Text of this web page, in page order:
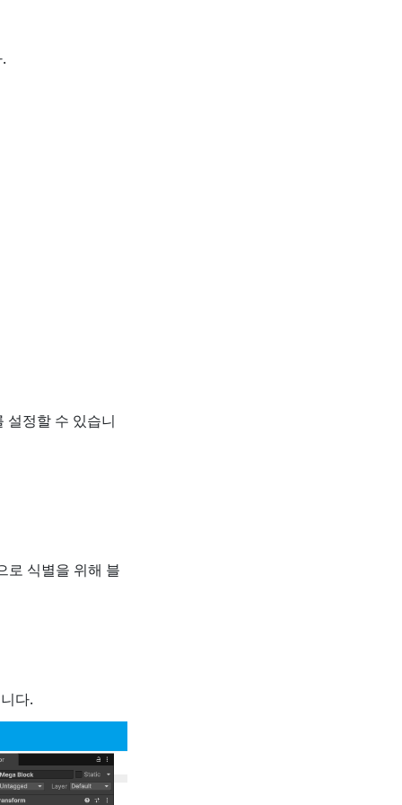
설정할 수 있습니
로 식별을 위해 블
다.